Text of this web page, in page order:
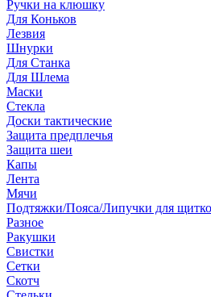
Ручки на клюшку
Для Коньков
Лезвия
Шнурки
Для Станка
Для Шлема
Маски
Стекла
Доски тактические
Защита предплечья
Защита шеи
Капы
Лента
Мячи
Подтяжки/Пояса/Липучки для
Разное
Ракушки
Свистки
Сетки
Скотч